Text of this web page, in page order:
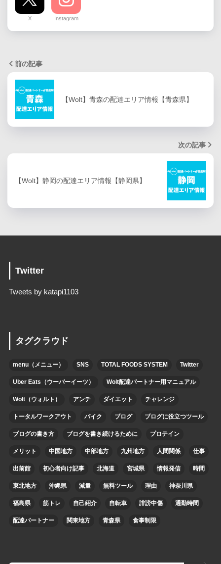
X Instagram
前の記事
【Wolt】青森の配達エリア情報【青森県】
次の記事
【Wolt】静岡の配達エリア情報【静岡県】
Twitter
Tweets by katapi1103
タグクラウド
menu（メニュー） SNS TOTAL FOODS SYSTEM Twitter
Uber Eats（ウーバーイーツ） Wolt配達パートナー用マニュアル
Wolt（ウォルト） アンチ ダイエット チャレンジ
トータルワークアウト バイク ブログ ブログに役立つツール
ブログの書き方 ブログを書き続けるために プロテイン
メリット 中国地方 中部地方 九州地方 人間関係 仕事
出前館 初心者向け記事 北海道 宮城県 情報発信 時間
東北地方 沖縄県 減量 無料ツール 理由 神奈川県
福島県 筋トレ 自己紹介 自転車 誹謗中傷 通勤時間
配達パートナー 関東地方 青森県 食事制限